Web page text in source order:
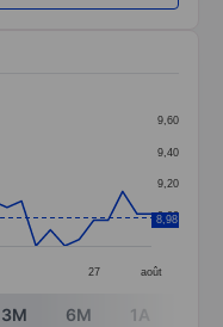
categories.
values. Data
27 août
9,00
9,20
9,40
9,60
8,98
3M 6M 1A